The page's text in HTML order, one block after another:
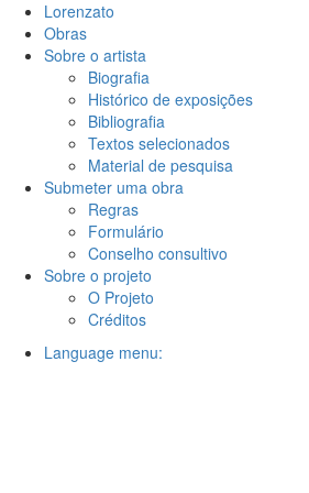
Lorenzato
Obras
Sobre o artista
Biografia
Histórico de exposições
Bibliografia
Textos selecionados
Material de pesquisa
Submeter uma obra
Regras
Formulário
Conselho consultivo
Sobre o projeto
O Projeto
Créditos
Language menu: